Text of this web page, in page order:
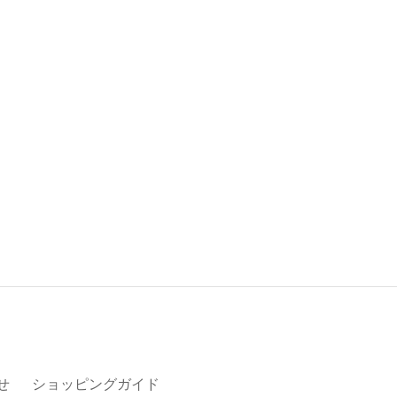
ショッピングガイド